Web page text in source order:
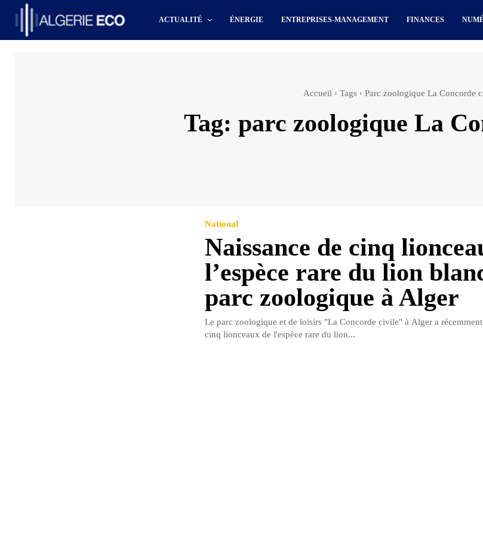
ACTUALITÉ ÉNERGIE ENTREPRISES-MANAGEMENT FINANCES
Accueil Tags Parc zoologique La Concorde
Tag: parc zoologique La
National
Naissance de cinq
l’espèce rare du lion
parc zoologique à Alger
Le parc zoologique et de loisirs "La Concorde civile" à Alger a récemment
cinq lionceaux de l'espèce rare du lion...